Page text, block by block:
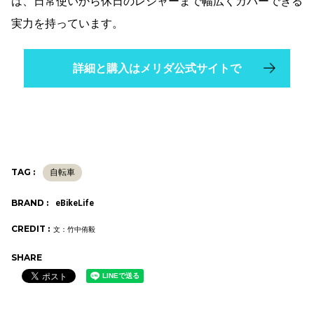
実力を持っています。
詳細と購入はメリダ公式サイトで
TAG : 自転車
BRAND : eBikeLife
CREDIT : 文：竹中侑毅
SHARE